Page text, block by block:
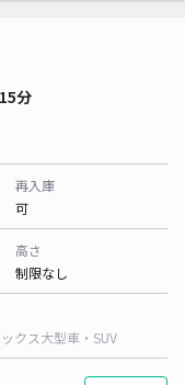
分
再入庫
可
高さ
制限なし
クス大型車・SUV